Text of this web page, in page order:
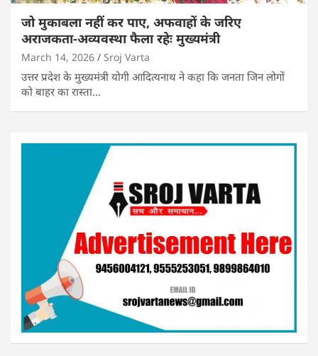
जो मुकाबला नहीं कर पाए, अफवाहों के जरिए
अराजकता-अव्यवस्था फैला रहेः मुख्यमंत्री
March 14, 2026 Sroj Varta
उत्तर प्रदेश के मुख्यमंत्री योगी आदित्यनाथ ने कहा कि जनता जिन लोगों
को बाहर का रास्ता…